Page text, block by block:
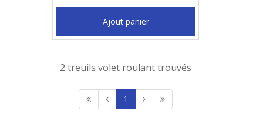
Ajout panier
2 treuils volet roulant trouvés
1